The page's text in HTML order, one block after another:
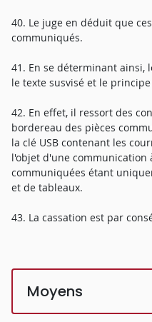
40. Le juge en déduit que
communiqués.
41. En se déterminant ainsi,
le texte susvisé et le
42. En effet, il ressort des
bordereau des pièces
la clé USB contenant les
l'objet d'une communication
communiquées étant
et de tableaux.
43. La cassation est par
Moyens